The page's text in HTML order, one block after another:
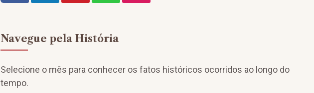
Navegue pela História
Selecione o mês para conhecer os fatos históricos ocorridos ao longo do
tempo.